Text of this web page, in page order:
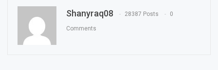
Shanyraq08 28387 Posts 0
Comments